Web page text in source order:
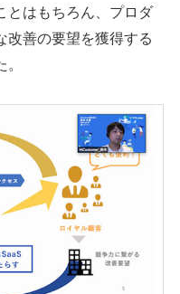
とはもちろん、プロダ
改善の要望を獲得する